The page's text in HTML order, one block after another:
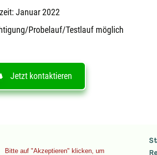
Januar 2022
Probelauf/Testlauf möglich
Jetzt kontaktieren
Bitte auf "Akzeptieren" klicken, um